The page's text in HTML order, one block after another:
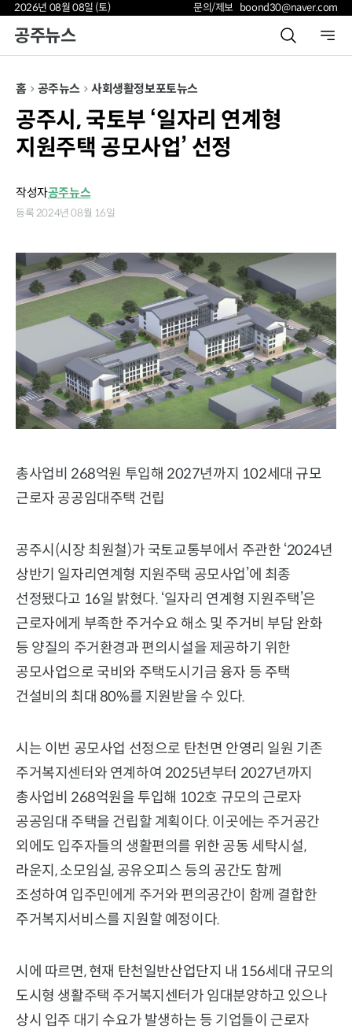
2026년 08월 08일 (토) 문의/제보 boond30@naver.com
공주뉴스
홈 공주뉴스 사회생활정보포토뉴스
공주시, 국토부 ‘일자리 연계형
지원주택 공모사업’ 선정
작성자공주뉴스
등록 2024년 08월 16일
총사업비 268억원 투입해 2027년까지 102세대 규모
근로자 공공임대주택 건립
공주시(시장 최원철)가 국토교통부에서 주관한 ‘2024년
상반기 일자리연계형 지원주택 공모사업’에 최종
선정됐다고 16일 밝혔다. ‘일자리 연계형 지원주택’은
근로자에게 부족한 주거수요 해소 및 주거비 부담 완화
등 양질의 주거환경과 편의시설을 제공하기 위한
공모사업으로 국비와 주택도시기금 융자 등 주택
건설비의 최대 80%를 지원받을 수 있다.
시는 이번 공모사업 선정으로 탄천면 안영리 일원 기존
주거복지센터와 연계하여 2025년부터 2027년까지
총사업비 268억원을 투입해 102호 규모의 근로자
공공임대 주택을 건립할 계획이다. 이곳에는 주거공간
외에도 입주자들의 생활편의를 위한 공동 세탁시설,
라운지, 소모임실, 공유오피스 등의 공간도 함께
조성하여 입주민에게 주거와 편의공간이 함께 결합한
주거복지서비스를 지원할 예정이다.
시에 따르면, 현재 탄천일반산업단지 내 156세대 규모의
도시형 생활주택 주거복지센터가 임대분양하고 있으나
상시 입주 대기 수요가 발생하는 등 기업들이 근로자